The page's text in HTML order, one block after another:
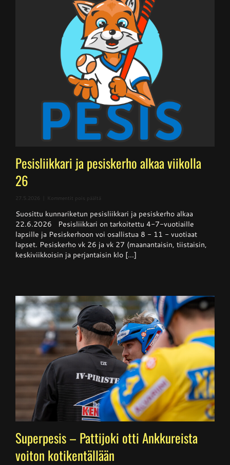
Pesisliikkari ja pesiskerho alkaa viikolla
26
27.5.2026 Kommentit pois päältä
ja
pesiskerho
alkaa
viikolla
26
Suosittu kunnariketun pesisliikkari ja pesiskerho alkaa
22.6.2026 Pesisliikkari on tarkoitettu 4-7-vuotiaille
lapsille ja Pesiskerhoon voi osallistua 8 - 11 - vuotiaat
lapset. Pesiskerho vk 26 ja vk 27 (maanantaisin, tiistaisin,
keskiviikkoisin ja perjantaisin klo [...]
Superpesis – Pattijoki otti Ankkureista
voiton kotikentällään